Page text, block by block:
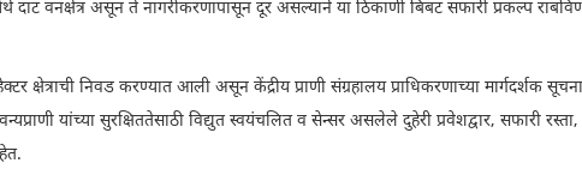
वनक्षेत्र असून ते नागरीकरणापासून दूर असल्याने या ठिकाणी बिबट सफारी प्रकल्प
क्षेत्राची निवड करण्यात आली असून केंद्रीय प्राणी संग्रहालय प्राधिकरणाच्या मार्गदर्शक
यांच्या सुरक्षिततेसाठी विद्युत स्वयंचलित व सेन्सर असलेले दुहेरी प्रवेशद्वार, सफारी रस्ता,